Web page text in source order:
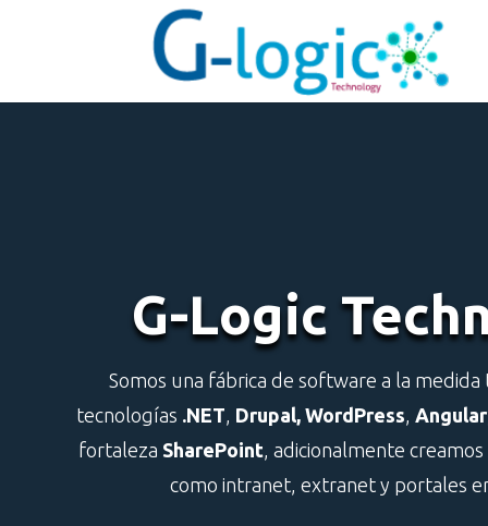
G-Logic
Somos una fábrica de software a la medida
tecnologías .NET Drupal, WordPress Angular,
fortaleza SharePoint , adicionalmente
como intranet, extranet y portales